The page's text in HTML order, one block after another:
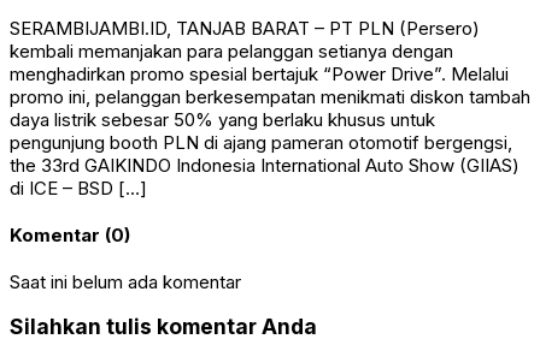
SERAMBIJAMBI.ID, TANJAB BARAT – PT PLN (Persero)
kembali memanjakan para pelanggan setianya dengan
menghadirkan promo spesial bertajuk “Power Drive”. Melalui
promo ini, pelanggan berkesempatan menikmati diskon tambah
daya listrik sebesar 50% yang berlaku khusus untuk
pengunjung booth PLN di ajang pameran otomotif bergengsi,
the 33rd GAIKINDO Indonesia International Auto Show (GIIAS)
di ICE – BSD […]
Komentar (0)
Saat ini belum ada komentar
Silahkan tulis komentar Anda